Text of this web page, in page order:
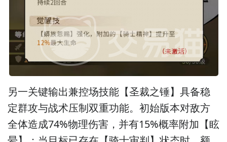
另一关键输出兼控场技能【圣裁之锤】具备稳
定群攻与战术压制双重功能。初始版本对敌方
全体造成74%物理伤害，并有15%概率附加【眩